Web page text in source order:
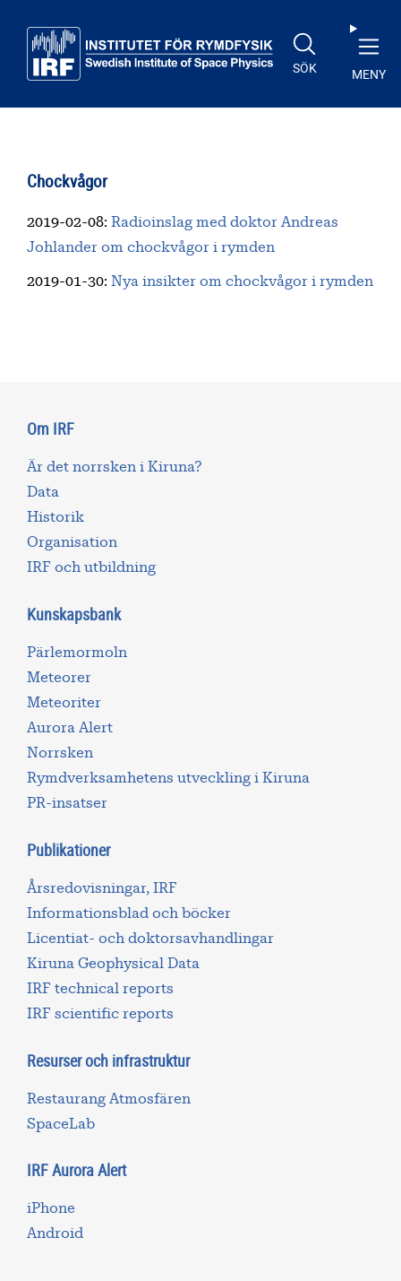
SÖK MENY
Chockvågor
2019-02-08: Radioinslag med doktor Andreas
Johlander om chockvågor i rymden
2019-01-30: Nya insikter om chockvågor i rymden
Om IRF
Är det norrsken i Kiruna?
Data
Historik
Organisation
IRF och utbildning
Kunskapsbank
Pärlemormoln
Meteorer
Meteoriter
Aurora Alert
Norrsken
Rymdverksamhetens utveckling i Kiruna
PR-insatser
Publikationer
Årsredovisningar, IRF
Informationsblad och böcker
Licentiat- och doktorsavhandlingar
Kiruna Geophysical Data
IRF technical reports
IRF scientific reports
Resurser och infrastruktur
Restaurang Atmosfären
SpaceLab
IRF Aurora Alert
iPhone
Android